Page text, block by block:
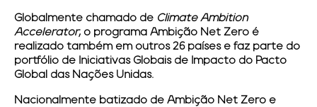
Globalmente chamado de Climate Ambition
Accelerator, o programa Ambição Net Zero é
realizado também em outros 26 países e faz parte do
portfólio de Iniciativas Globais de Impacto do Pacto
Global das Nações Unidas.
Nacionalmente batizado de Ambição Net Zero e